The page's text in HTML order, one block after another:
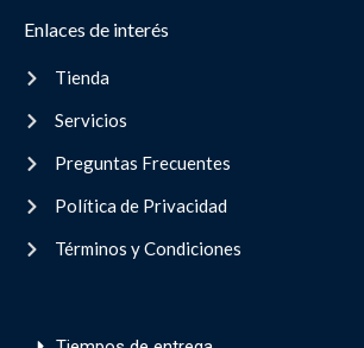
Enlaces de interés
Tienda
Servicios
Preguntas Frecuentes
Política de Privacidad
Términos y Condiciones